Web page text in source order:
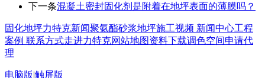
下一条混凝土密封固化剂是附着在地坪表面的薄膜吗？
固化地坪力特克新闻聚氨酯砂浆地坪施工视频 新闻中心工程
案例 联系方式走进力特克网站地图资料下载调色空间申请代
理
电脑版|触屏版